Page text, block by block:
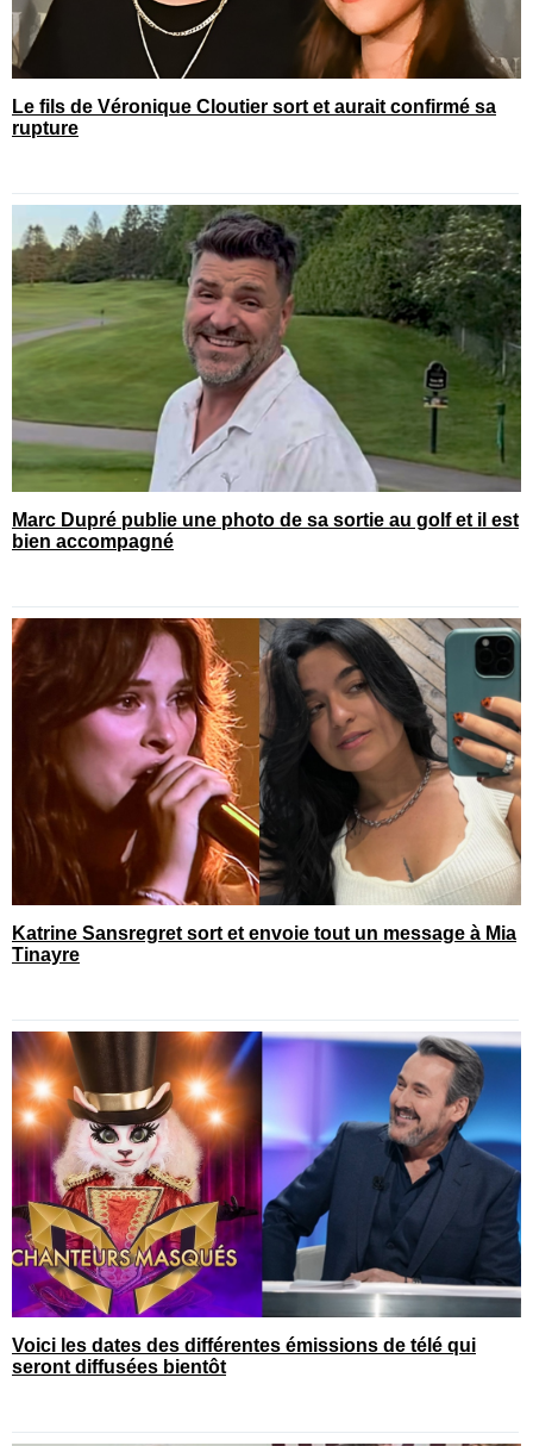
Le fils de Véronique Cloutier sort et aurait confirmé sa
rupture
Marc Dupré publie une photo de sa sortie au golf et il est
bien accompagné
Katrine Sansregret sort et envoie tout un message à Mia
Tinayre
Voici les dates des différentes émissions de télé qui
seront diffusées bientôt